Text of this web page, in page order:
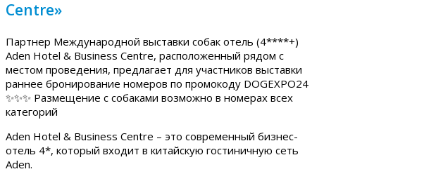
Centre»
Партнер Международной выставки собак отель (4****+)
Aden Hotel & Business Centre, расположенный рядом с
местом проведения, предлагает для участников выставки
раннее бронирование номеров по промокоду DOGEXPO24
✨✨✨ Размещение с собаками возможно в номерах всех
категорий
Aden Hotel & Business Centre – это современный бизнес-
отель 4*, который входит в китайскую гостиничную сеть
Aden.